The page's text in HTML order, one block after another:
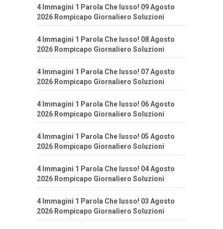
4 Immagini 1 Parola Che lusso! 09 Agosto
2026 Rompicapo Giornaliero Soluzioni
4 Immagini 1 Parola Che lusso! 08 Agosto
2026 Rompicapo Giornaliero Soluzioni
4 Immagini 1 Parola Che lusso! 07 Agosto
2026 Rompicapo Giornaliero Soluzioni
4 Immagini 1 Parola Che lusso! 06 Agosto
2026 Rompicapo Giornaliero Soluzioni
4 Immagini 1 Parola Che lusso! 05 Agosto
2026 Rompicapo Giornaliero Soluzioni
4 Immagini 1 Parola Che lusso! 04 Agosto
2026 Rompicapo Giornaliero Soluzioni
4 Immagini 1 Parola Che lusso! 03 Agosto
2026 Rompicapo Giornaliero Soluzioni